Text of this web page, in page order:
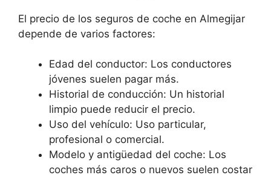
El precio de los seguros de coche en Almegijar
depende de varios factores:
Edad del conductor: Los conductores
jóvenes suelen pagar más.
Historial de conducción: Un historial
limpio puede reducir el precio.
Uso del vehículo: Uso particular,
profesional o comercial.
Modelo y antigüedad del coche: Los
coches más caros o nuevos suelen costar